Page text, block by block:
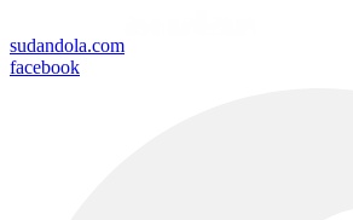
sudandola.com
facebook